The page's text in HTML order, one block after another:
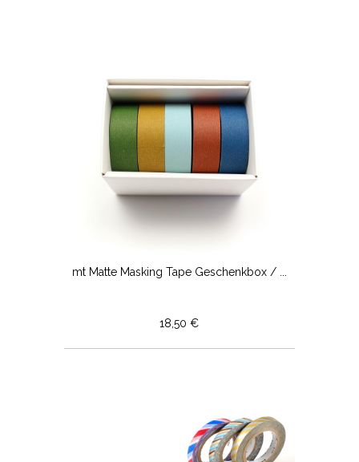
mt Matte Masking Tape Geschenkbox / ...
18,50 €